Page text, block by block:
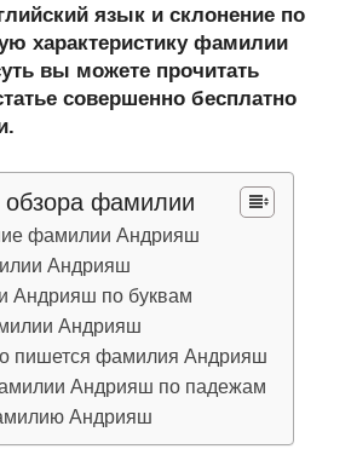
язык и склонение по
характеристику фамилии
вы можете прочитать
совершенно бесплатно
фамилии
фамилии Андрияш
Андрияш
Андрияш по буквам
Андрияш
пишется фамилия Андрияш
Андрияш по падежам
Андрияш